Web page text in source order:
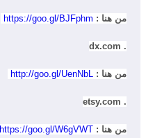
من هنا : https://goo.gl/BJFphm
. dx.com
من هنا : http://goo.gl/UenNbL
. etsy.com
من هنا : https://goo.gl/W6gVWT